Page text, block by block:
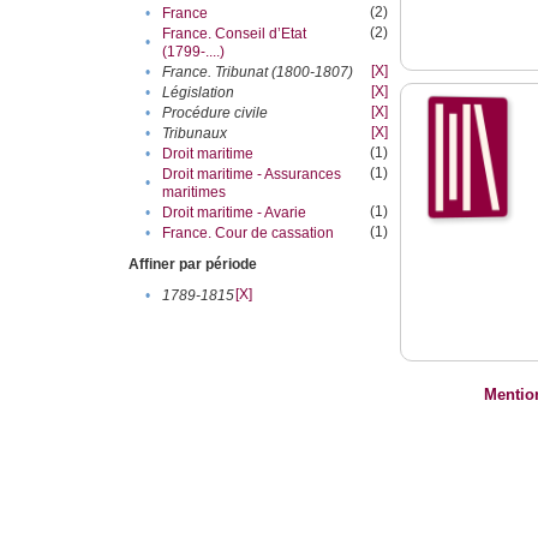
•
France
(2)
•
France. Conseil d’Etat
(1799-....)
(2)
• France. Tribunat (1800-1807)
[X]
•
Législation
[X]
•
Procédure civile
[X]
•
Tribunaux
[X]
•
Droit maritime
(1)
•
Droit maritime - Assurances
maritimes
(1)
• Droit maritime - Avarie
(1)
•
France. Cour de cassation
(1)
Affiner par période
•
1789-1815[X]